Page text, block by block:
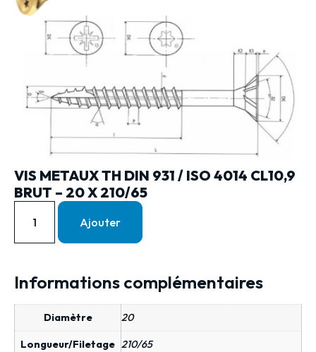
VIS METAUX TH DIN 931 / ISO 4014 CL10,9
BRUT – 20 X 210/65
Ajouter
Informations complémentaires
Diamètre 20
Longueur/Filetage 210/65